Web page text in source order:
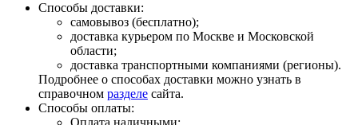
Способы доставки:
самовывоз (бесплатно);
доставка курьером по Москве и Московской
области;
доставка транспортными компаниями (регионы).
Подробнее о способах доставки можно узнать в
справочном разделе сайта.
Способы оплаты: